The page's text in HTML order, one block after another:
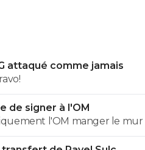
attaqué comme jamais
de signer à l'OM
l'OM manger le mur
refuser d'y aller. ^^